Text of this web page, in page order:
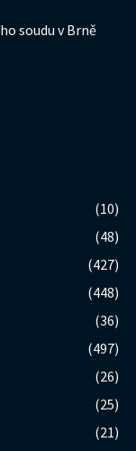
soudu v Brně
(10)
(48)
(427)
(448)
(36)
(497)
(26)
(25)
(21)